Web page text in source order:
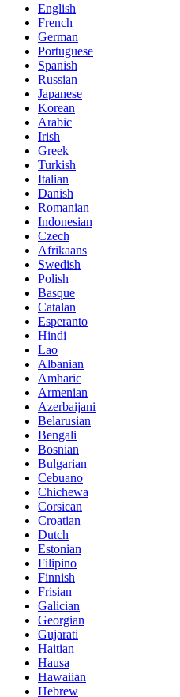
English
French
German
Portuguese
Spanish
Russian
Japanese
Korean
Arabic
Irish
Greek
Turkish
Italian
Danish
Romanian
Indonesian
Czech
Afrikaans
Swedish
Polish
Basque
Catalan
Esperanto
Hindi
Lao
Albanian
Amharic
Armenian
Azerbaijani
Belarusian
Bengali
Bosnian
Bulgarian
Cebuano
Chichewa
Corsican
Croatian
Dutch
Estonian
Filipino
Finnish
Frisian
Galician
Georgian
Gujarati
Haitian
Hausa
Hawaiian
Hebrew